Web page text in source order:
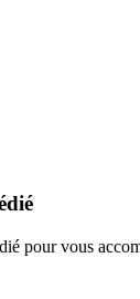
pour vous